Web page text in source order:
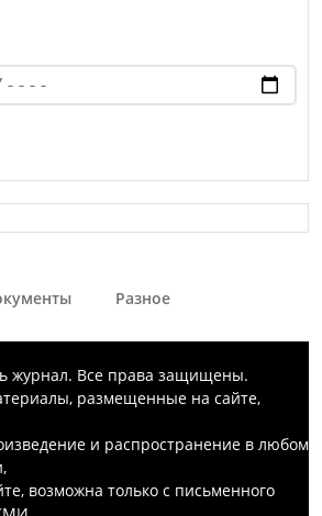
Разное
журнал. Все права защищены.
размещенные на сайте,
и распространение в любом
возможна только с письменного